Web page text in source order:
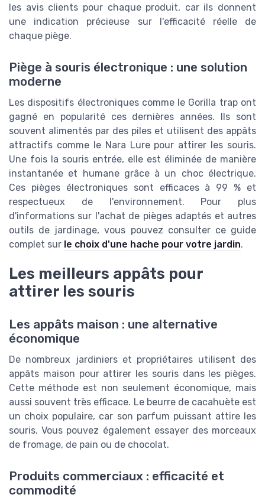
les avis clients pour chaque produit, car ils donnent
une indication précieuse sur l'efficacité réelle de
chaque piège.
Piège à souris électronique : une solution
moderne
Les dispositifs électroniques comme le Gorilla trap ont
gagné en popularité ces dernières années. Ils sont
souvent alimentés par des piles et utilisent des appâts
attractifs comme le Nara Lure pour attirer les souris.
Une fois la souris entrée, elle est éliminée de manière
instantanée et humane grâce à un choc électrique.
Ces pièges électroniques sont efficaces à 99 % et
respectueux de l'environnement. Pour plus
d'informations sur l'achat de pièges adaptés et autres
outils de jardinage, vous pouvez consulter ce guide
complet sur le choix d'une hache pour votre jardin.
Les meilleurs appâts pour
attirer les souris
Les appâts maison : une alternative
économique
De nombreux jardiniers et propriétaires utilisent des
appâts maison pour attirer les souris dans les pièges.
Cette méthode est non seulement économique, mais
aussi souvent très efficace. Le beurre de cacahuète est
un choix populaire, car son parfum puissant attire les
souris. Vous pouvez également essayer des morceaux
de fromage, de pain ou de chocolat.
Produits commerciaux : efficacité et
commodité